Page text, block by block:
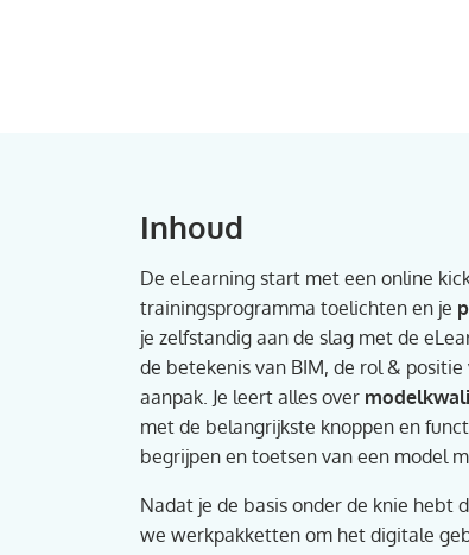
Inhoud
De eLearning start met een online
trainingsprogramma toelichten en je
je zelfstandig aan de slag met de
de betekenis van BIM, de rol &
aanpak. Je leert alles over
met de belangrijkste knoppen en
begrijpen en toetsen van een model
Nadat je de basis onder de knie hebt
we werkpakketten om het digitale